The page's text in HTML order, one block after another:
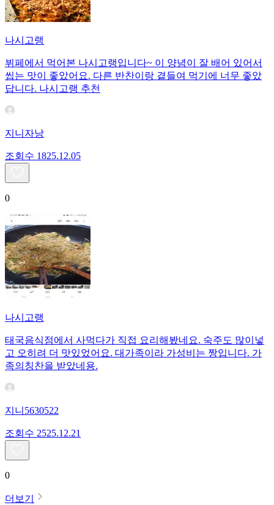
나시고랭
뷔페에서 먹어본 나시고랭입니다~ 이 양념이 잘 배어 있어서
씹는 맛이 좋았어요. 다른 반찬이랑 곁들여 먹기에 너무 좋았
답니다. 나시고랭 추천
지니자낭
조회수 1825.12.05
0
나시고랭
태국음식점에서 사먹다가 직접 요리해봤네요. 숙주도 많이넣
고 오히려 더 맛있었어요. 대가족이라 가성비는 짱입니다. 가
족의칭찬을 받았네용.
지니5630522
조회수 2525.12.21
0
더보기